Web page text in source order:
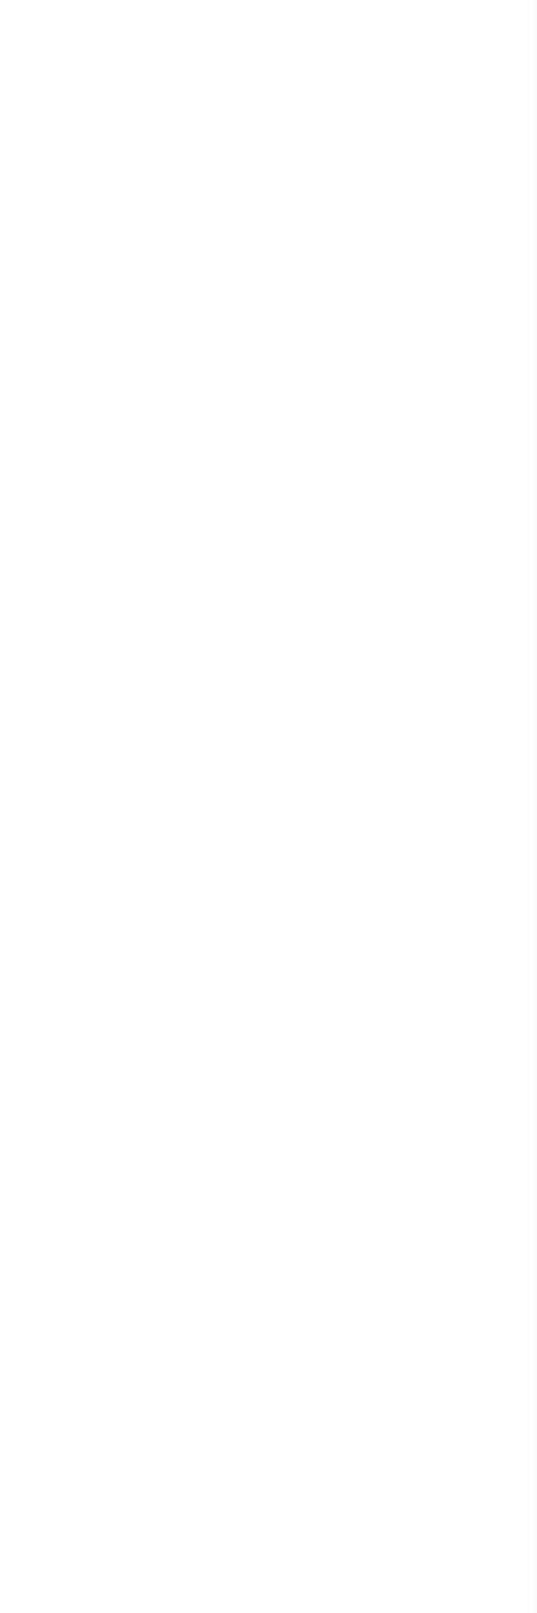
7/16.
termine, non sarà
a scelta tra: Edge /
di lavoro, i Dirigenti,
per la
secondo la
Economica). Gli
perché è oggetto di
della CSR per l’Unione
ETI Smeta